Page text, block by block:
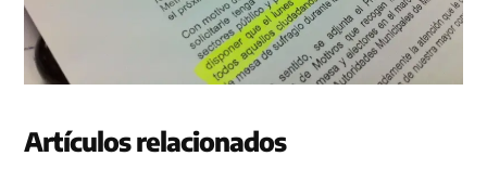
Artículos relacionados